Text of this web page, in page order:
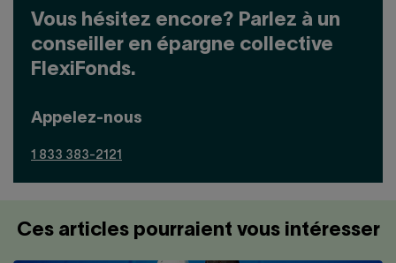
Vous hésitez encore? Parlez à un
conseiller en épargne collective
FlexiFonds.
Appelez-nous
1 833 383-2121
Ces articles pourraient vous intéresser